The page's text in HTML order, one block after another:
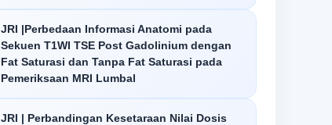
JRI |Perbedaan Informasi Anatomi pada
Sekuen T1WI TSE Post Gadolinium dengan
Fat Saturasi dan Tanpa Fat Saturasi pada
Pemeriksaan MRI Lumbal
JRI | Perbandingan Kesetaraan Nilai Dosis